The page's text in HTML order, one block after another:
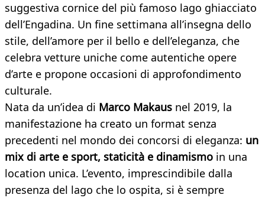
suggestiva cornice del più famoso lago ghiacciato
dell’Engadina. Un fine settimana all’insegna dello
stile, dell’amore per il bello e dell’eleganza, che
celebra vetture uniche come autentiche opere
d’arte e propone occasioni di approfondimento
culturale.
Nata da un’idea di Marco Makaus nel 2019, la
manifestazione ha creato un format senza
precedenti nel mondo dei concorsi di eleganza: un
mix di arte e sport, staticità e dinamismo in una
location unica. L’evento, imprescindibile dalla
presenza del lago che lo ospita, si è sempre